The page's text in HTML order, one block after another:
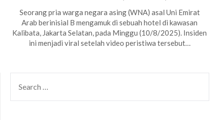
Seorang pria warga negara asing (WNA) asal Uni Emirat
Arab berinisial B mengamuk di sebuah hotel di kawasan
Kalibata, Jakarta Selatan, pada Minggu (10/8/2025). Insiden
ini menjadi viral setelah video peristiwa tersebut…
FOR: